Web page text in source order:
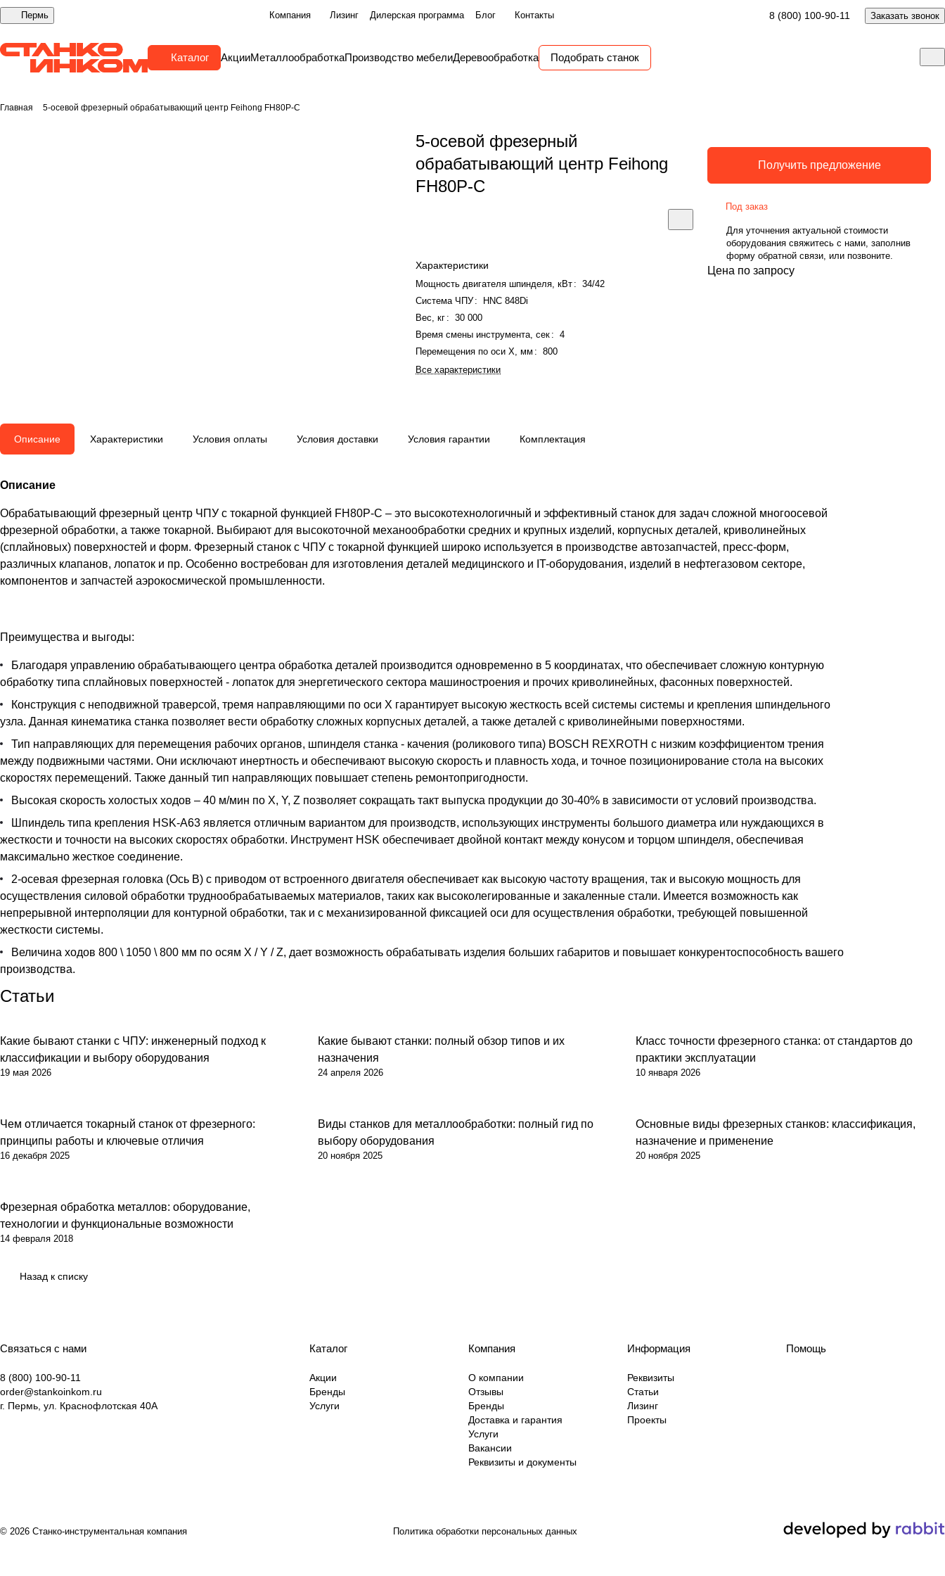
Пермь Компания Лизинг Дилерская программа Блог Контакты 8 (800) 100-90-11 Заказать звонок
Каталог АкцииМеталлообработкаПроизводство мебелиДеревообработка Подобрать станок
Главная 5-осевой фрезерный обрабатывающий центр Feihong FH80P-C
5-осевой фрезерный
обрабатывающий центр Feihong
FH80P-C
Характеристики
Мощность двигателя шпинделя, кВт :
34/42
Система ЧПУ:
HNC 848Di
Вес, кг :
30 000
Время смены инструмента, сек :
4
Перемещения по оси Х, мм :
800
Все характеристики
Получить предложение
Под заказ
Для уточнения актуальной стоимости
оборудования свяжитесь с нами, заполнив
форму обратной связи, или позвоните.
Цена по запросу
Описание Характеристики Условия оплаты Условия доставки Условия гарантии Комплектация
Описание
Обрабатывающий фрезерный центр ЧПУ с токарной функцией FH80P-C – это высокотехнологичный и эффективный станок для задач сложной многоосевой
фрезерной обработки, а также токарной. Выбирают для высокоточной механообработки средних и крупных изделий, корпусных деталей, криволинейных
(сплайновых) поверхностей и форм. Фрезерный станок с ЧПУ с токарной функцией широко используется в производстве автозапчастей, пресс-форм,
различных клапанов, лопаток и пр. Особенно востребован для изготовления деталей медицинского и IT-оборудования, изделий в нефтегазовом секторе,
компонентов и запчастей аэрокосмической промышленности.
Преимущества и выгоды:
Благодаря управлению обрабатывающего центра обработка деталей производится одновременно в 5 координатах, что обеспечивает сложную контурную
обработку типа сплайновых поверхностей - лопаток для энергетического сектора машиностроения и прочих криволинейных, фасонных поверхностей.
Конструкция с неподвижной траверсой, тремя направляющими по оси X гарантирует высокую жесткость всей системы системы и крепления шпиндельного
узла. Данная кинематика станка позволяет вести обработку сложных корпусных деталей, а также деталей с криволинейными поверхностями.
Тип направляющих для перемещения рабочих органов, шпинделя станка - качения (роликового типа) BOSCH REXROTH с низким коэффициентом трения
между подвижными частями. Они исключают инертность и обеспечивают высокую скорость и плавность хода, и точное позиционирование стола на высоких
скоростях перемещений. Также данный тип направляющих повышает степень ремонтопригодности.
Высокая скорость холостых ходов – 40 м/мин по X, Y, Z позволяет сокращать такт выпуска продукции до 30-40% в зависимости от условий производства.
Шпиндель типа крепления HSK-A63 является отличным вариантом для производств, использующих инструменты большого диаметра или нуждающихся в
жесткости и точности на высоких скоростях обработки. Инструмент HSK обеспечивает двойной контакт между конусом и торцом шпинделя, обеспечивая
максимально жесткое соединение.
2-осевая фрезерная головка (Ось B) c приводом от встроенного двигателя обеспечивает как высокую частоту вращения, так и высокую мощность для
осуществления силовой обработки труднообрабатываемых материалов, таких как высоколегированные и закаленные стали. Имеется возможность как
непрерывной интерполяции для контурной обработки, так и с механизированной фиксацией оси для осуществления обработки, требующей повышенной
жесткости системы.
Величина ходов 800 \ 1050 \ 800 мм по осям X / Y / Z, дает возможность обрабатывать изделия больших габаритов и повышает конкурентоспособность вашего
производства.
Статьи
Какие бывают станки с ЧПУ: инженерный подход к
классификации и выбору оборудования
19 мая 2026
Какие бывают станки: полный обзор типов и их
назначения
24 апреля 2026
Класс точности фрезерного станка: от стандартов до
практики эксплуатации
10 января 2026
Чем отличается токарный станок от фрезерного:
принципы работы и ключевые отличия
16 декабря 2025
Виды станков для металлообработки: полный гид по
выбору оборудования
20 ноября 2025
Основные виды фрезерных станков: классификация,
назначение и применение
20 ноября 2025
Фрезерная обработка металлов: оборудование,
технологии и функциональные возможности
14 февраля 2018
Назад к списку
Связаться с нами
8 (800) 100-90-11
order@stankoinkom.ru
г. Пермь, ул. Краснофлотская 40А
Каталог
Акции
Бренды
Услуги
Компания
О компании
Отзывы
Бренды
Доставка и гарантия
Услуги
Вакансии
Реквизиты и документы
Информация
Реквизиты
Статьи
Лизинг
Проекты
Помощь
© 2026 Станко-инструментальная компания Политика обработки персональных данных